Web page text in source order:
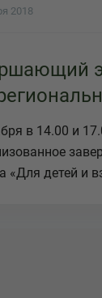
2018
Три
в 14.00 и
«Для детей и